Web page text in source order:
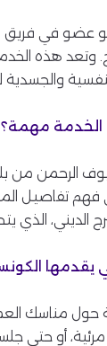
عضو في فريق
وتعد هذه
والجسدية
الخدمة مهمة؟
الرحمن من
تفاصيل
الديني، الذي
يقدمها
حول مناسك
مرئية، أو حتى